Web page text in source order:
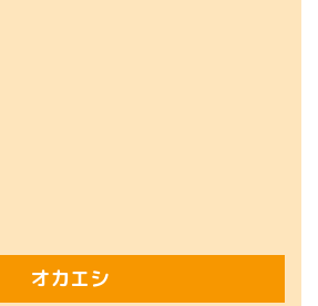
オカエシ